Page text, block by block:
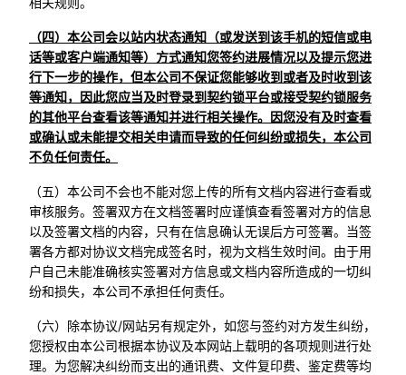
（四）本公司会以站内状态通知（或发送到该手机的短信或电
话等或客户端通知等）方式通知您签约进展情况以及提示您进
行下一步的操作，但本公司不保证您能够收到或者及时收到该
等通知，因此您应当及时登录到契约锁平台或接受契约锁服务
的其他平台查看该等通知并进行相关操作。因您没有及时查看
或确认或未能提交相关申请而导致的任何纠纷或损失，本公司
不负任何责任。
（五）本公司不会也不能对您上传的所有文档内容进行查看或
审核服务。签署双方在文档签署时应谨慎查看签署对方的信息
以及签署文档的内容，只有在信息确认无误后方可签署。当签
署各方都对协议文档完成签名时，视为文档生效时间。由于用
户自己未能准确核实签署对方信息或文档内容所造成的一切纠
纷和损失，本公司不承担任何责任。
（六）除本协议/网站另有规定外，如您与签约对方发生纠纷，
您授权由本公司根据本协议及本网站上载明的各项规则进行处
理。为您解决纠纷而支出的通讯费、文件复印费、鉴定费等均